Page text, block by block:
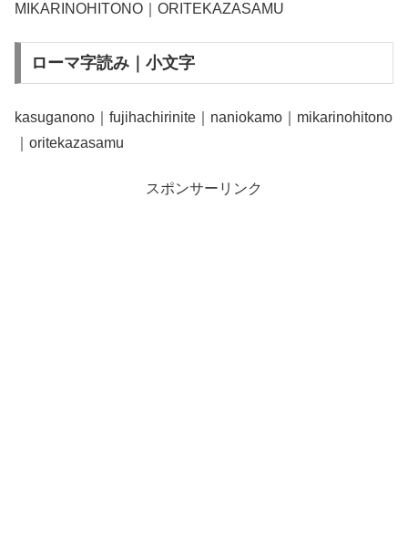
MIKARINOHITONO｜ORITEKAZASAMU
ローマ字読み｜小文字
kasuganono｜fujihachirinite｜naniokamo｜mikarinohitono
｜oritekazasamu
スポンサーリンク